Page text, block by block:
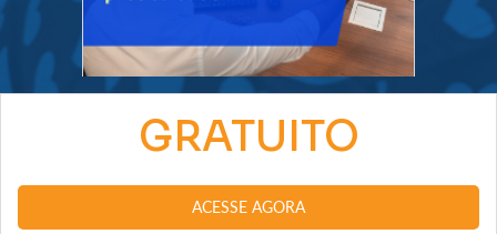
GRATUITO
ACESSE AGORA